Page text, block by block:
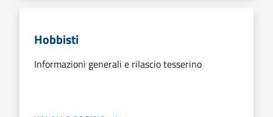
Hobbisti
Informazioni generali e rilascio tesserino